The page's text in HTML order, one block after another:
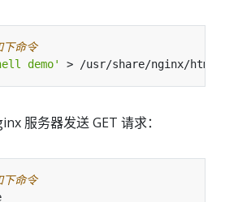
命令
demo'
服务器发送 GET 请求：
命令